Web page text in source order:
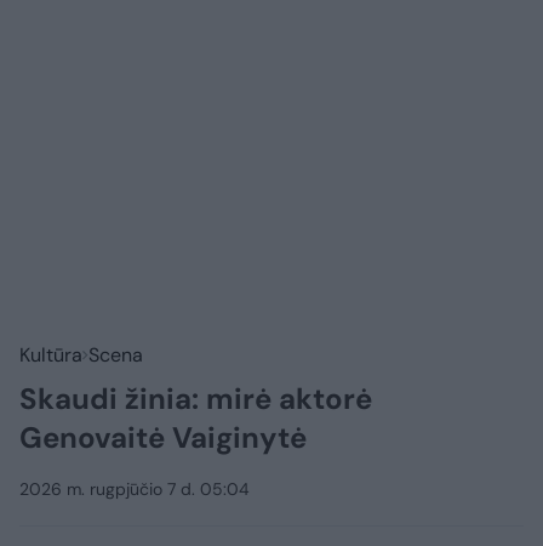
Kultūra Scena
Skaudi žinia: mirė aktorė
Genovaitė Vaiginytė
2026 m. rugpjūčio 7 d. 05:04